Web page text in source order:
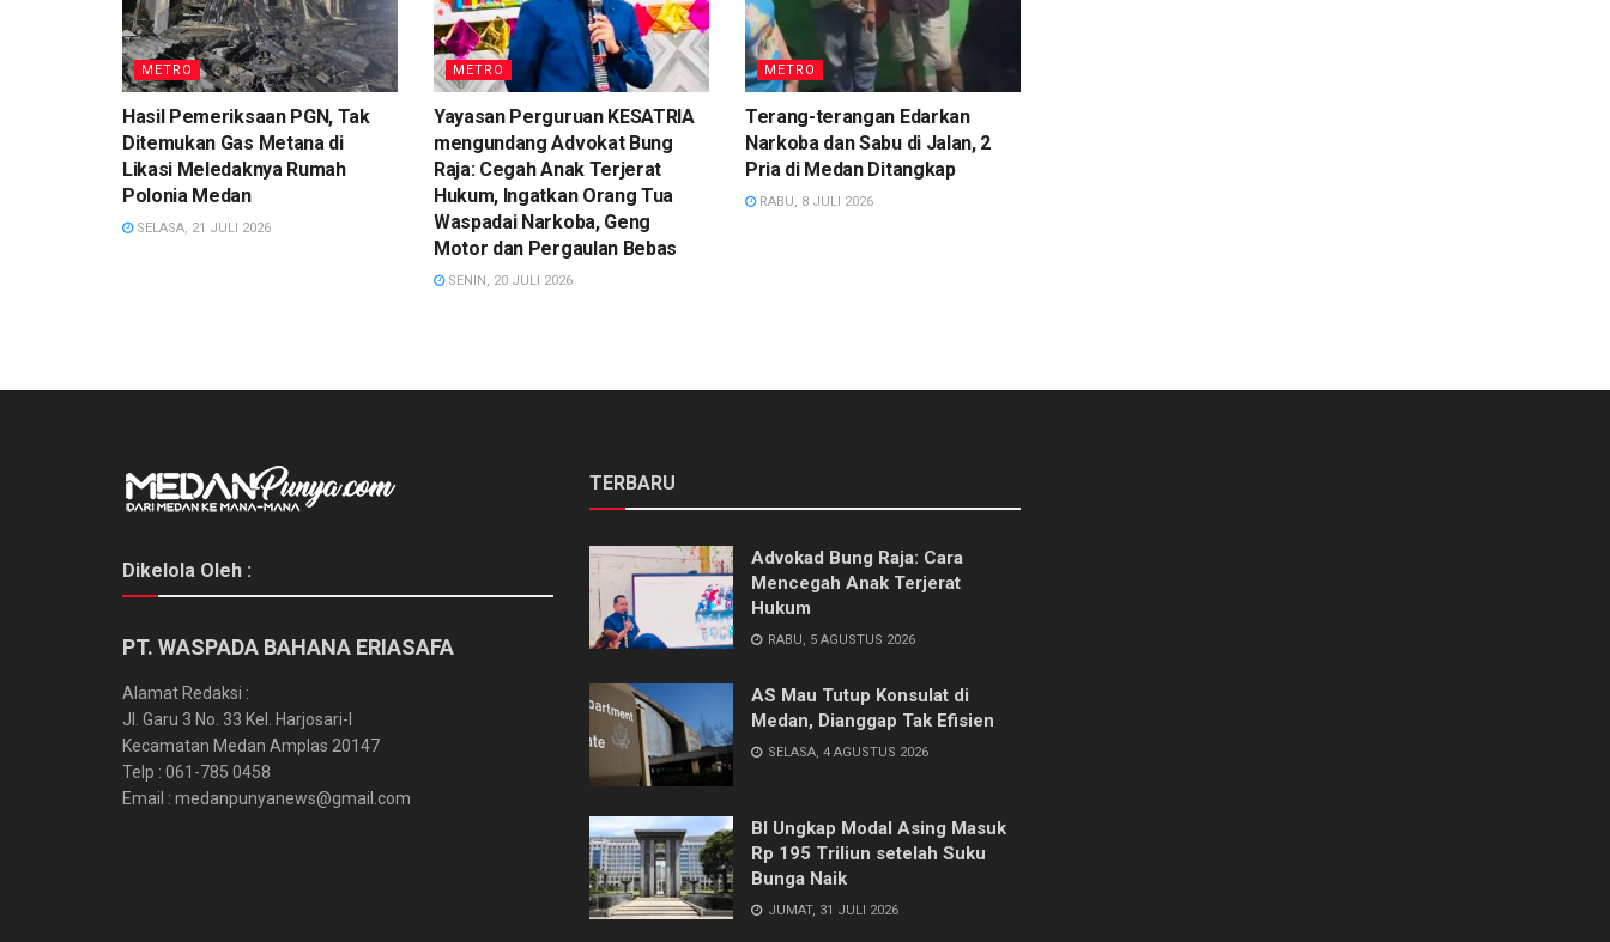
METRO
Hasil Pemeriksaan PGN, Tak
Ditemukan Gas Metana di
Likasi Meledaknya Rumah
Polonia Medan
SELASA, 21 JULI 2026
METRO
Yayasan Perguruan KESATRIA
mengundang Advokat Bung
Raja: Cegah Anak Terjerat
Hukum, Ingatkan Orang Tua
Waspadai Narkoba, Geng
Motor dan Pergaulan Bebas
SENIN, 20 JULI 2026
METRO
Terang-terangan Edarkan
Narkoba dan Sabu di Jalan, 2
Pria di Medan Ditangkap
RABU, 8 JULI 2026
Dikelola Oleh :
PT. WASPADA BAHANA ERIASAFA
Alamat Redaksi :
Jl. Garu 3 No. 33 Kel. Harjosari-I
Kecamatan Medan Amplas 20147
Telp : 061-785 0458
Email : medanpunyanews@gmail.com
TERBARU
Advokad Bung Raja: Cara
Mencegah Anak Terjerat
Hukum
RABU, 5 AGUSTUS 2026
AS Mau Tutup Konsulat di
Medan, Dianggap Tak Efisien
SELASA, 4 AGUSTUS 2026
BI Ungkap Modal Asing Masuk
Rp 195 Triliun setelah Suku
Bunga Naik
JUMAT, 31 JULI 2026